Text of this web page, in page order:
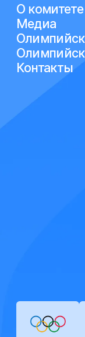
О комитете
Медиа
Контакты